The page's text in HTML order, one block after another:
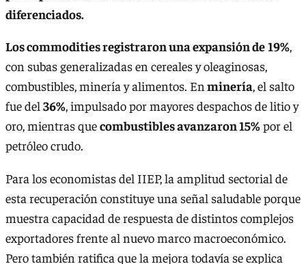
diferenciados.
Los commodities registraron una expansión de19%,
con subas generalizadas en cereales y oleaginosas,
combustibles, minería y alimentos. En minería, el salto
fue del 36%, impulsado por mayores despachos de litio y
oro, mientras quecombustibles avanzaron 15%por el
petróleo crudo.
Para los economistas del IIEP, la amplitud sectorial de
esta recuperación constituye una señal saludable porque
muestra capacidad de respuesta de distintos complejos
exportadores frente al nuevo marco macroeconómico.
Pero también ratifica que la mejora todavía se explica